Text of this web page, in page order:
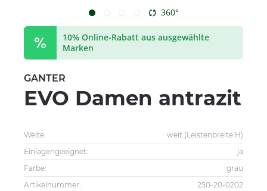
360°
10% Online-Rabatt aus ausgewählte
Marken
GANTER
EVO Damen antrazit
Weite:
weit (Leistenbreite H)
Einlagengeeignet:
ja
Farbe:
grau
Artikelnummer:
250-20-0202